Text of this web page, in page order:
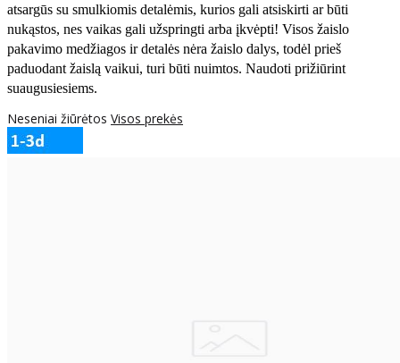
atsargūs su smulkiomis detalėmis, kurios gali atsiskirti ar būti
nukąstos, nes vaikas gali užspringti arba įkvėpti! Visos žaislо
pakavimo medžiagos ir detalės nėra žaislo dalys, todėl prieš
paduodant žaislą vaikui, turi būti nuimtos. Naudoti prižiūrint
suaugusiesiems.
Neseniai žiūrėtos Visos prekės